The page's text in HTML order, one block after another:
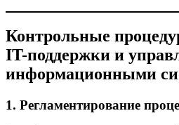
Контрольные
IT-поддержки и
информационными
1. Регламентирование